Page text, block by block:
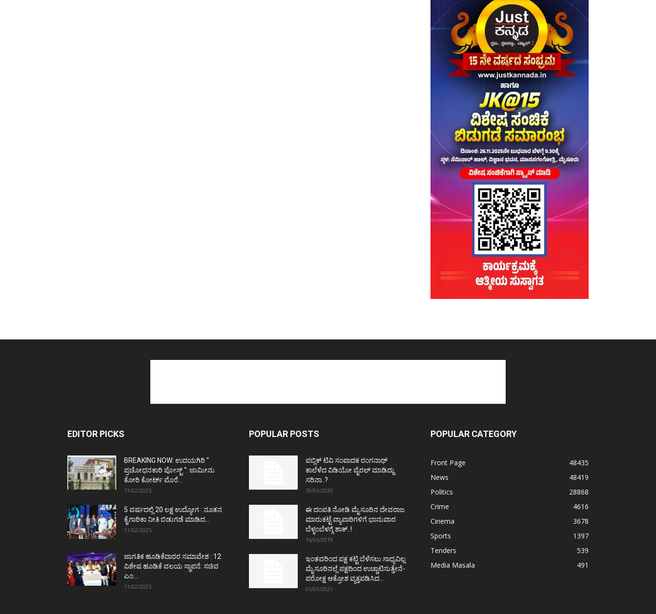
EDITOR PICKS
BREAKING NOW: ಉದಯಗಿರಿ “
ಪ್ರಚೋಧನಕಾರಿ ಪೋಸ್ಟ್‌ “: ಜಾಮೀನು
ಕೋರಿ ಕೋರ್ಟ್‌ ಮೊರೆ...
13/02/2025
5 ವರ್ಷದಲ್ಲಿ 20 ಲಕ್ಷ ಉದ್ಯೋಗ : ನೂತನ
ಕೈಗಾರಿಕಾ ನೀತಿ ಬಿಡುಗಡೆ ಮಾಡಿದ...
11/02/2025
ಜಾಗತಿಕ ಹೂಡಿಕೆದಾರರ ಸಮಾವೇಶ : 12
ವಿಶೇಷ ಹೂಡಿಕೆ ವಲಯ ಸ್ಥಾಪನೆ: ಸಚಿವ
ಎಂ...
11/02/2025
POPULAR POSTS
ಪಬ್ಲಿಕ್ ಟಿವಿ ಸಂಪಾದಕ ರಂಗನಾಥ್
ಕಾಲೆಳೆದ ವಿಡಿಯೋ ವೈರಲ್ ಮಾಡಿದ್ದು
ಸರಿನಾ..?
30/03/2020
ಈ ದಂಪತಿ ನೋಡಿ ಮೈಸೂರಿನ ದೇವರಾಜ
ಮಾರುಕಟ್ಟೆ ವ್ಯಾಪಾರಿಗಳಿಗೆ ಭಾನುವಾರ
ಬೆಳ್ಳಂಬೆಳಗ್ಗೆ ಶಾಕ್..!
16/06/2019
ಇಂತವರಿಂದ ಪಕ್ಷ ಕಟ್ಟಿ ಬೆಳೆಸಲು ಸಾಧ್ಯವಿಲ್ಲ:
ಮೈಸೂರಿನಲ್ಲೆ ಪಕ್ಷದಿಂದ ಉಚ್ಚಾಟಿಸುತ್ತೇನೆ-
ಪರೋಕ್ಷ ಆಕ್ರೋಶ ವ್ಯಕ್ತಪಡಿಸಿದ...
05/01/2021
POPULAR CATEGORY
Front Page
48435
News
48419
Politics
28868
Crime
4616
Cinema
3678
Sports
1397
Tenders
539
Media Masala
491